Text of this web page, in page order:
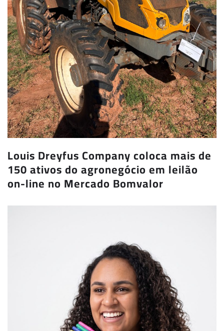
Louis Dreyfus Company coloca mais de
150 ativos do agronegócio em leilão
on-line no Mercado Bomvalor